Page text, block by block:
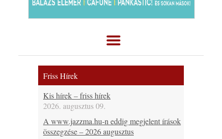
Friss Hírek
Kis hírek – friss hírek
2026. augusztus 09.
A www.jazzma.hu-n eddig megjelent írások
összegzése – 2026 augusztus